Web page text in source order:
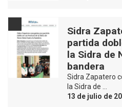
Sidra
partida
la Sidra de
bandera
Sidra Zapatero
la Sidra de …
13 de julio de